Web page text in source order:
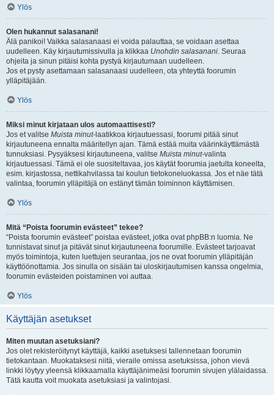
Ylös
Olen hukannut salasanani!
Älä panikoi! Vaikka salasanaasi ei voida palauttaa, se voidaan asettaa
uudelleen. Käy kirjautumissivulla ja klikkaa Unohdin salasanani. Seuraa
ohjeita ja sinun pitäisi kohta pystyä kirjautumaan uudelleen.
Jos et pysty asettamaan salasanaasi uudelleen, ota yhteyttä foorumin
ylläpitäjään.
Ylös
Miksi minut kirjataan ulos automaattisesti?
Jos et valitse Muista minut-laatikkoa kirjautuessasi, foorumi pitää sinut
kirjautuneena ennalta määritellyn ajan. Tämä estää muita väärinkäyttämästä
tunnuksiasi. Pysyäksesi kirjautuneena, valitse Muista minut-valinta
kirjautuessasi. Tämä ei ole suositeltavaa, jos käytät foorumia jaetulta koneelta,
esim. kirjastossa, nettikahvilassa tai koulun tietokoneluokassa. Jos et näe tätä
valintaa, foorumin ylläpitäjä on estänyt tämän toiminnon käyttämisen.
Ylös
Mitä “Poista foorumin evästeet” tekee?
“Poista foorumin evästeet” poistaa evästeet, jotka ovat phpBB:n luomia. Ne
tunnistavat sinut ja pitävät sinut kirjautuneena foorumille. Evästeet tarjoavat
myös toimintoja, kuten luettujen seurantaa, jos ne ovat foorumin ylläpitäjän
käyttöönottamia. Jos sinulla on sisään tai uloskirjautumisen kanssa ongelmia,
foorumin evästeiden poistaminen voi auttaa.
Ylös
Käyttäjän asetukset
Miten muutan asetuksiani?
Jos olet rekisteröitynyt käyttäjä, kaikki asetuksesi tallennetaan foorumin
tietokantaan. Muokataksesi niitä, vieraile omissa asetuksissa, johon vievä
linkki löytyy yleensä klikkaamalla käyttäjänimeäsi foorumin sivujen ylälaidassa.
Tätä kautta voit muokata asetuksiasi ja valintojasi.